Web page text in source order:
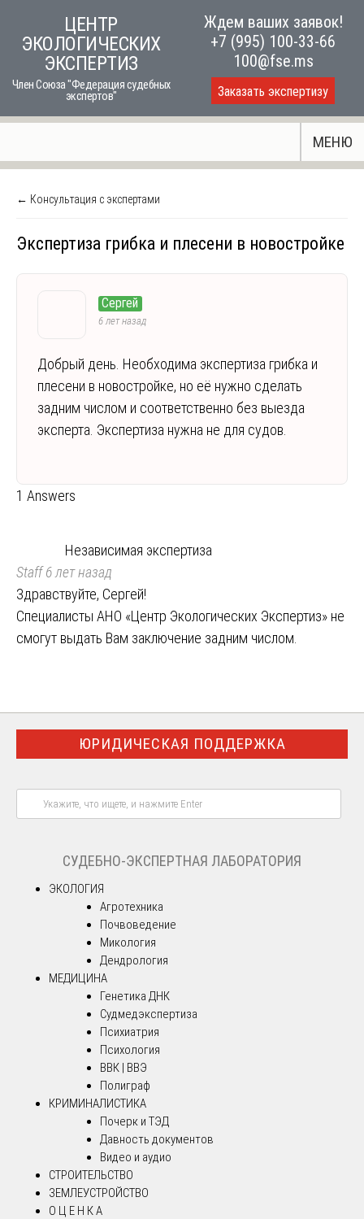
content
ЦЕНТР
ЭКОЛОГИЧЕСКИХ
ЭКСПЕРТИЗ
Член Союза "Федерация судебных
экспертов"
Ждем ваших заявок!
+7 (995) 100-33-66
100@fse.ms
Заказать экспертизу
МЕНЮ
← Консультация с экспертами
Экспертиза грибка и плесени в новостройке
Сергей
6 лет назад
Добрый день. Необходима экспертиза грибка и
плесени в новостройке, но её нужно сделать
задним числом и соответственно без выезда
эксперта. Экспертиза нужна не для судов.
1 Answers
Независимая экспертиза
Staff6 лет назад
Здравствуйте, Сергей!
Специалисты АНО «Центр Экологических Экспертиз» не
смогут выдать Вам заключение задним числом.
ЮРИДИЧЕСКАЯ ПОДДЕРЖКА
СУДЕБНО-ЭКСПЕРТНАЯ ЛАБОРАТОРИЯ
ЭКОЛОГИЯ
Агротехника
Почвоведение
Микология
Дендрология
МЕДИЦИНА
Генетика ДНК
Судмедэкспертиза
Психиатрия
Психология
ВВК | ВВЭ
Полиграф
КРИМИНАЛИСТИКА
Почерк и ТЭД
Давность документов
Видео и аудио
СТРОИТЕЛЬСТВО
ЗЕМЛЕУСТРОЙСТВО
О Ц Е Н К А